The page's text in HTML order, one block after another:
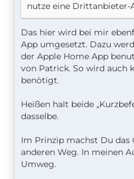
nutze eine Drittanbieter-
Das hier wird bei mir
App umgesetzt. Dazu
der Apple Home App
von Patrick. So wird auch
benötigt.
Heißen halt beide
dasselbe.
Im Prinzip machst Du das
anderen Weg. In meinen
Umweg.